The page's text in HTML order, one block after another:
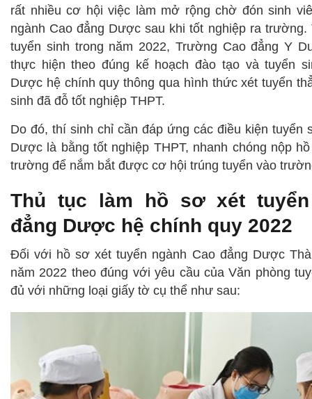
rất nhiều cơ hội việc làm mở rộng chờ đón sinh
ngành Cao đẳng Dược sau khi tốt nghiệp ra
tuyển sinh trong năm 2022, Trường Cao đẳng Y
thực hiện theo đúng kế hoạch đào tạo và tuyển
Dược hệ chính quy thông qua hình thức xét tuyển
sinh đã đỗ tốt nghiệp THPT.
Do đó, thí sinh chỉ cần đáp ứng các điều kiện tuyển
Dược là bằng tốt nghiệp THPT, nhanh chóng nộp
trường để nắm bắt được cơ hội trúng tuyển vào
Thủ tục làm hồ sơ xét tuyển
đẳng Dược hệ chính quy 2022
Đối với hồ sơ xét tuyển ngành Cao đẳng Dược
năm 2022 theo đúng với yêu cầu của Văn phòng
đủ với những loại giấy tờ cụ thể như sau: